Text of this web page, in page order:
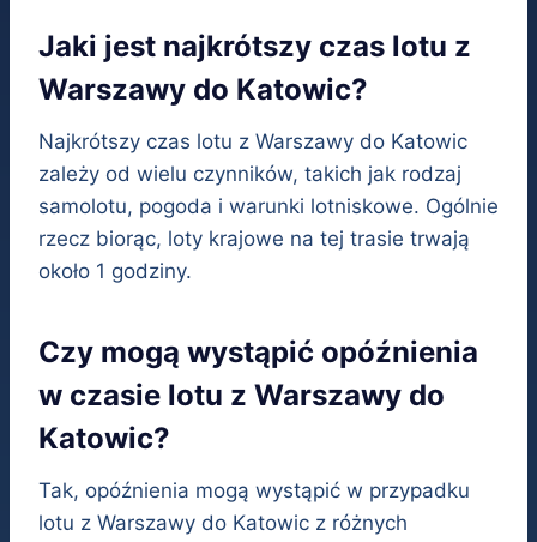
Jaki jest najkrótszy czas lotu z
Warszawy do Katowic?
Najkrótszy czas lotu z Warszawy do Katowic
zależy od wielu czynników, takich jak rodzaj
samolotu, pogoda i warunki lotniskowe. Ogólnie
rzecz biorąc, loty krajowe na tej trasie trwają
około 1 godziny.
Czy mogą wystąpić opóźnienia
w czasie lotu z Warszawy do
Katowic?
Tak, opóźnienia mogą wystąpić w przypadku
lotu z Warszawy do Katowic z różnych